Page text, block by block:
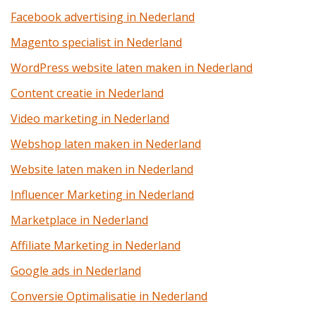
Facebook advertising in Nederland
Magento specialist in Nederland
WordPress website laten maken in Nederland
Content creatie in Nederland
Video marketing in Nederland
Webshop laten maken in Nederland
Website laten maken in Nederland
Influencer Marketing in Nederland
Marketplace in Nederland
Affiliate Marketing in Nederland
Google ads in Nederland
Conversie Optimalisatie in Nederland